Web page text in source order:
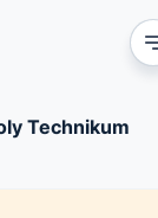
Technikum